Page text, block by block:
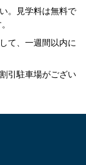
。見学料は無料で
て、一週間以内に
引駐車場がござい